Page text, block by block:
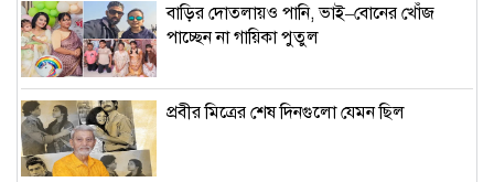
বাড়ির দোতলায়ও পানি, ভাই–বোনের খোঁজ
পাচ্ছেন না গায়িকা পুতুল
প্রবীর মিত্রের শেষ দিনগুলো যেমন ছিল